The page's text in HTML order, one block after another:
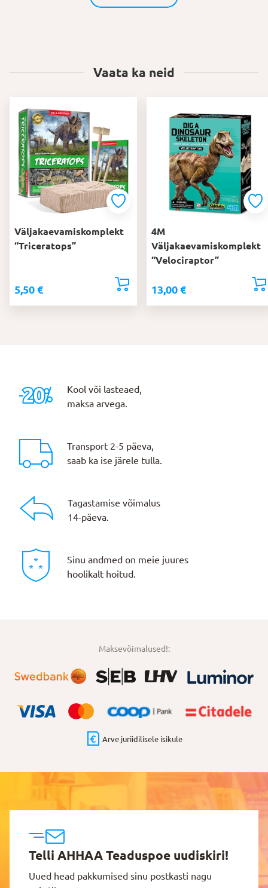
Vaata ka neid
Väljakaevamiskomplekt
“Triceratops”
5,50 €
4M
Väljakaevamiskomplekt
“Velociraptor”
13,00 €
Kool või lasteaed,
maksa arvega.
Transport 2-5 päeva,
saab ka ise järele tulla.
Tagastamise võimalus
14-päeva.
Sinu andmed on meie juures
hoolikalt hoitud.
Maksevõimalused!:
Arve juriidilisele isikule
Telli AHHAA Teaduspoe uudiskiri!
Uued head pakkumised sinu postkasti nagu